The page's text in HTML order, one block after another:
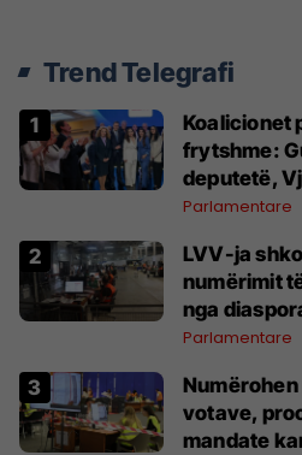
Trend Telegrafi
Koalicionet
frytshme:
deputetë,
treta në
Parlamentare
LVV-ja
numërimit
nga
Parlamentare
Numërohen
votave,
mandate